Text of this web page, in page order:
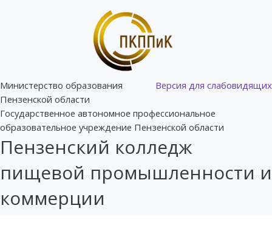
Версия для слабовидящих
Министерство образования
Пензенской области
Государственное автономное профессиональное
образовательное учреждение Пензенской области
Пензенский колледж
пищевой промышленности и
коммерции